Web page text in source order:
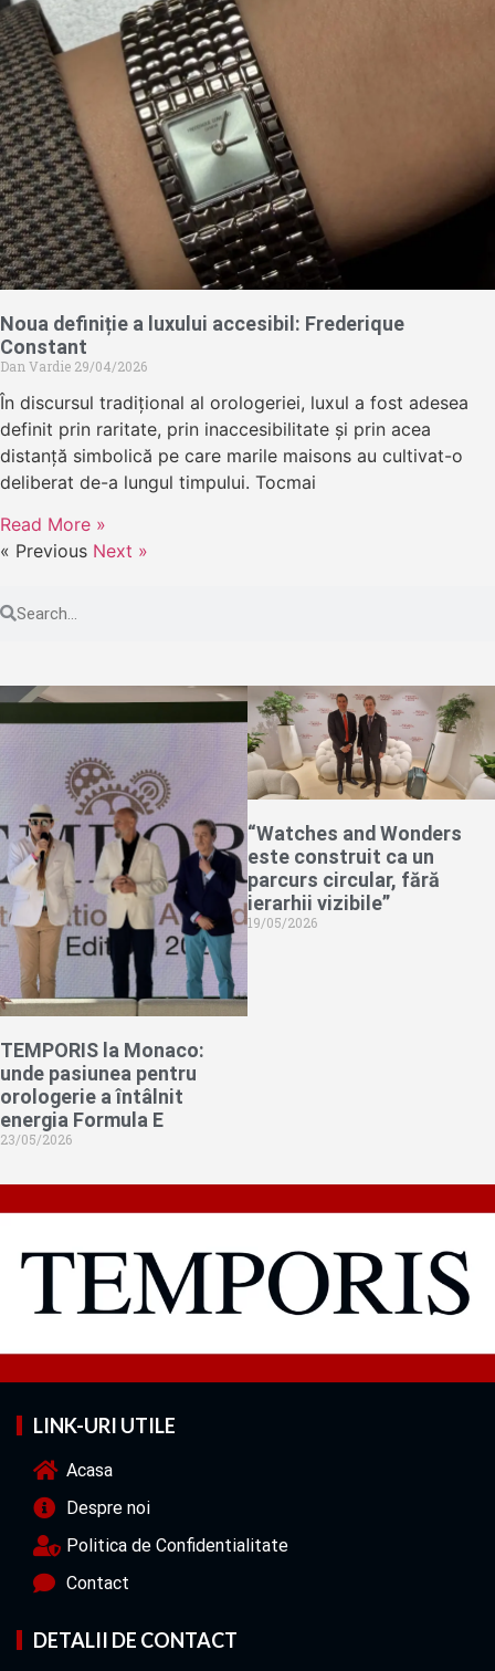
Noua definiție a luxului accesibil: Frederique
Constant
Dan Vardie 29/04/2026
În discursul tradițional al orologeriei, luxul a fost adesea
definit prin raritate, prin inaccesibilitate și prin acea
distanță simbolică pe care marile maisons au cultivat-o
deliberat de-a lungul timpului. Tocmai
Read More »
« Previous Next »
TEMPORIS la Monaco:
unde pasiunea pentru
orologerie a întâlnit
energia Formula E
23/05/2026
“Watches and Wonders
este construit ca un
parcurs circular, fără
ierarhii vizibile”
19/05/2026
LINK-URI UTILE
Acasa
Despre noi
Politica de Confidentialitate
Contact
DETALII DE CONTACT